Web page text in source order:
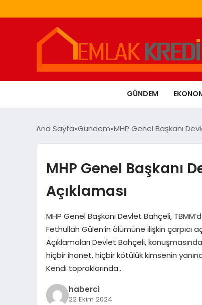
GÜNDEM
Ana Sayfa Gündem MHP Genel Başkanı
MHP Genel Başkanı
Açıklaması
MHP Genel Başkanı Devlet Bahçeli,
Fethullah Gülen’in ölümüne ilişkin çarpıcı
Açıklamaları Devlet Bahçeli,
hiçbir ihanet, hiçbir kötülük kimsenin
Kendi topraklarında…
haberci
22 Ekim 2024